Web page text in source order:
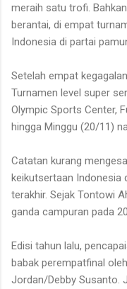
meraih satu trofi.
berantai, di empat
Indonesia di partai
Setelah empat
Turnamen level super
Olympic Sports Center,
hingga Minggu (20/11)
Catatan kurang
keikutsertaan Indonesia
terakhir. Sejak Tontowi
ganda campuran pada
Edisi tahun lalu,
babak perempatfinal
Jordan/Debby Susanto.